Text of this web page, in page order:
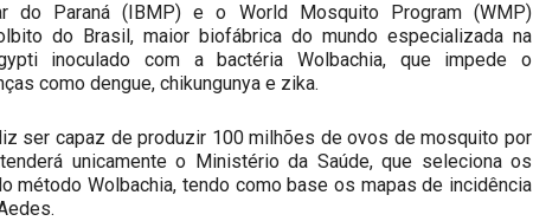
do Paraná (IBMP) e o World Mosquito Program (WMP)
do Brasil, maior biofábrica do mundo especializada na
inoculado com a bactéria Wolbachia, que impede o
como dengue, chikungunya e zika.
ser capaz de produzir 100 milhões de ovos de mosquito por
unicamente o Ministério da Saúde, que seleciona os
método Wolbachia, tendo como base os mapas de incidência